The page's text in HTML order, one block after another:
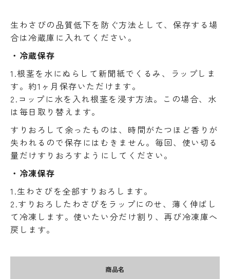
生わさびの品質低下を防ぐ方法として、保存する場
合は冷蔵庫に入れてください。
・冷蔵保存
1.根茎を水にぬらして新聞紙でくるみ、ラップしま
す。約1ヶ月保存いただけます。
2.コップに水を入れ根茎を浸す方法。この場合、水
は毎日取り替えます。
すりおろして余ったものは、時間がたつほど香りが
失われるので保存にはむきません。毎回、使い切る
量だけすりおろすようにしてください。
・冷凍保存
1.生わさびを全部すりおろします。
2.すりおろしたわさびをラップにのせ、薄く伸ばし
て冷凍します。使いたい分だけ割り、再び冷凍庫へ
戻します。
商品名